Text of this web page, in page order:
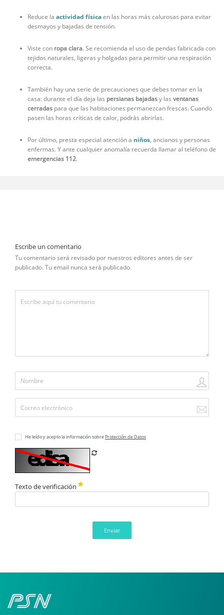
Reduce la actividad físicaen las horas más calurosas para evitar
desmayos y bajadas de tensión.
Viste con ropa clara. Se recomienda el uso de pendas fabricada con
tejidos naturales, ligeras y holgadas para permitir una respiración
correcta.
También hay una serie de precauciones que debes tomar en la
casa: durante el día deja las persianas bajadasy las ventanas
cerradas para que las habitaciones permanezcan frescas. Cuando
pasen las horas críticas de calor, podrás abrirlas.
Por último, presta especial atención a niños, ancianos y personas
enfermas. Y ante cualquier anomalía recuerda llamar al teléfono de
emergencias 112.
Escribe un comentario
Tu comentario será revisado por nuestros editores antes de ser
publicado. Tu email nunca será publicado.
He leído y acepto la información sobre Protección de Datos
Texto de verificación
Enviar